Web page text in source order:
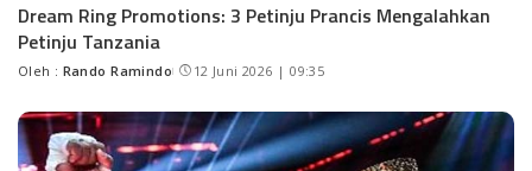
Dream Ring Promotions: 3 Petinju Prancis Mengalahkan
Petinju Tanzania
Oleh : Rando Ramindo 12 Juni 2026 | 09:35